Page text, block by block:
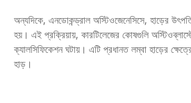
অন্যদিকে, এনডোকন্ড্রাল অস্টিওজেনেসিসে, হাড়ের
হয়। এই প্রক্রিয়ায়, কারটিলেজের কোষগুলি
ক্যালসিফিকেশন ঘটায়। এটি প্রধানত লম্বা হাড়ের
হাড়।